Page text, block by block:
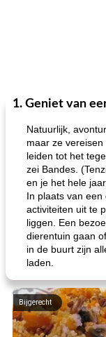
1. Geniet van
Natuurlijk,
maar ze
leiden tot het
zei Bandes.
en je het hele
In plaats van
activiteiten uit te
liggen. Een
dierentuin gaan
in de buurt zijn
laden.
Bijgerecht